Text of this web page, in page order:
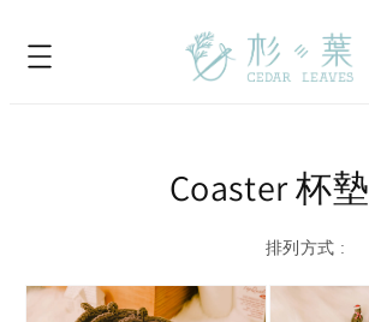
Coaster 杯墊
排列方式 :